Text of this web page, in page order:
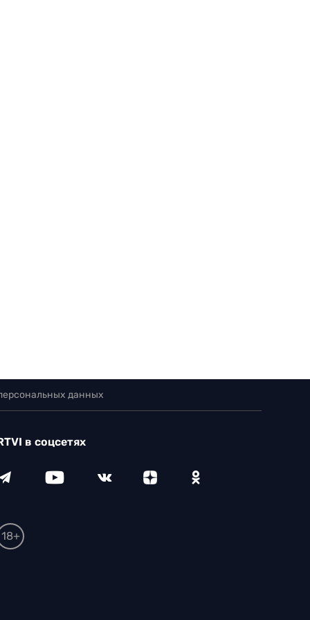
данных
в соцсетях
18+